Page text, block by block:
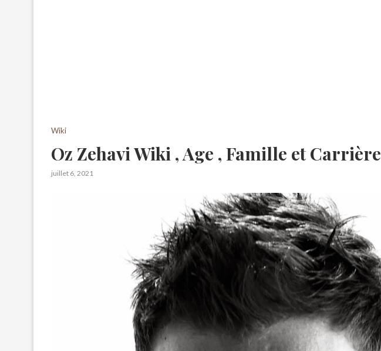
Wiki
Oz Zehavi Wiki , Age , Famille et Carrière
juillet 6, 2021